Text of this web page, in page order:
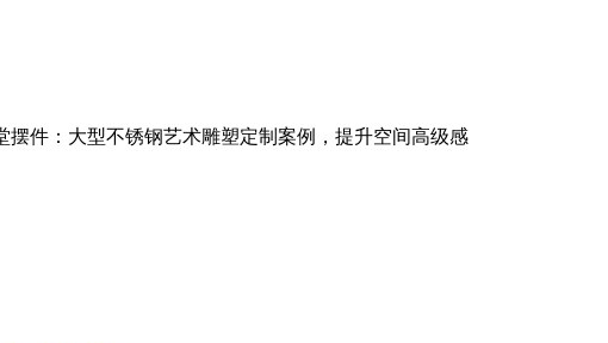
摆件：大型不锈钢艺术雕塑定制案例，提升空间高级感